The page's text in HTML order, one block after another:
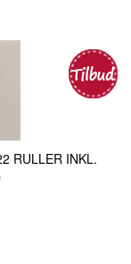
RULLER INKL.